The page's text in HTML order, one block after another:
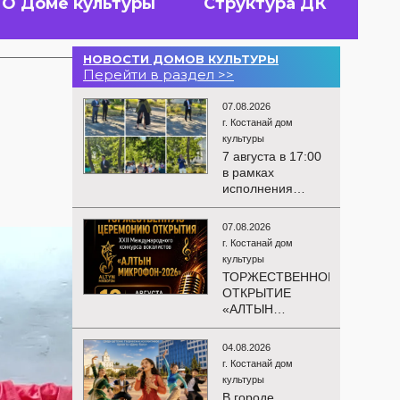
НОВОСТИ ДОМОВ КУЛЬТУРЫ
Перейти в раздел >>
07.08.2026
г. Костанай дом
культуры
7 августа в 17:00
в рамках
исполнения
показателей КРІ в
соответствии с
утверждённым
состоялся
выездной концерт
посвященной
экологической
акции «Таза
Казахстан». в
Мендыкаринский
район (п. Красная
07.08.2026
г. Костанай дом
культуры
ТОРЖЕСТВЕННОЕ
ОТКРЫТИЕ
«АЛТЫН
МИКРОФОН –
2026»
Приглашаем вас
торжественную
04.08.2026
г. Костанай дом
культуры